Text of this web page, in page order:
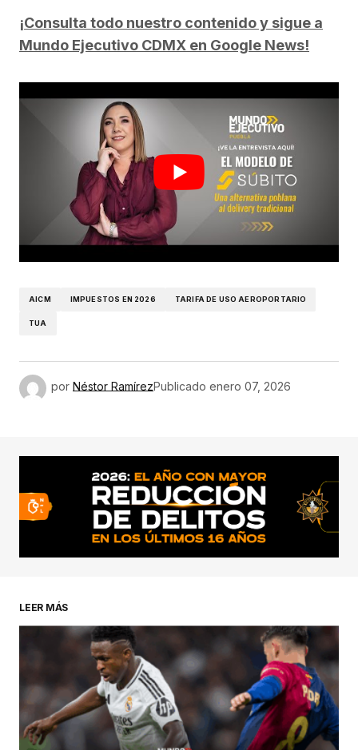
¡Consulta todo nuestro contenido y sigue a
Mundo Ejecutivo CDMX en Google News!
AICM IMPUESTOS EN 2026 TARIFA DE USO AEROPORTARIO
TUA
por Néstor RamírezPublicado enero 07, 2026
LEER MÁS